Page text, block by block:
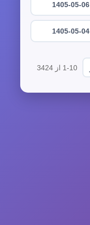
1405-05-06
1405-05-04
1-10 از 3424